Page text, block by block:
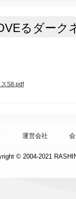
るダーク
スS8.pdf
運営会社
© 2004-2021